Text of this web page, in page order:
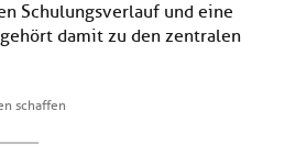
Schulungsverlauf und eine
damit zu den zentralen
schaffen